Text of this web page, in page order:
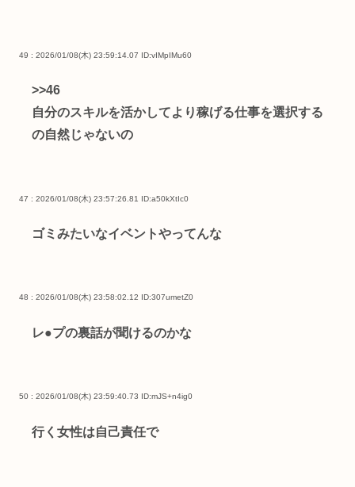
49 : 2026/01/08(木) 23:59:14.07 ID:vIMpIMu60
>>46
自分のスキルを活かしてより稼げる仕事を選択する
の自然じゃないの
47 : 2026/01/08(木) 23:57:26.81 ID:a50kXtIc0
ゴミみたいなイベントやってんな
48 : 2026/01/08(木) 23:58:02.12 ID:307umetZ0
レ●プの裏話が聞けるのかな
50 : 2026/01/08(木) 23:59:40.73 ID:mJS+n4ig0
行く女性は自己責任で